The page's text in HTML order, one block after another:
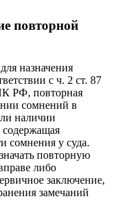
повторной
назначения
с ч. 2 ст. 87
РФ, повторная
сомнений в
наличии
содержащая
сомнения у суда.
повторную
либо
заключение,
замечаний